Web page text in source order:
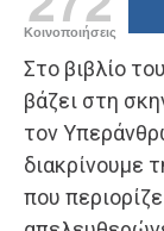
Κοινοποιήσεις
Στο βιβλίο
βάζει στη
τον
διακρίνουμε
που